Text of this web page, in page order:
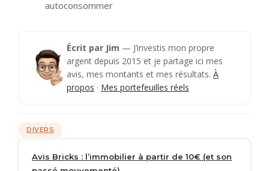
autoconsommer
Écrit par Jim — J’investis mon propre
argent depuis 2015 et je partage ici mes
avis, mes montants et mes résultats. À
propos · Mes portefeuilles réels
Catégories
DIVERS
Avis Bricks : l’immobilier à partir de 10€ (et son